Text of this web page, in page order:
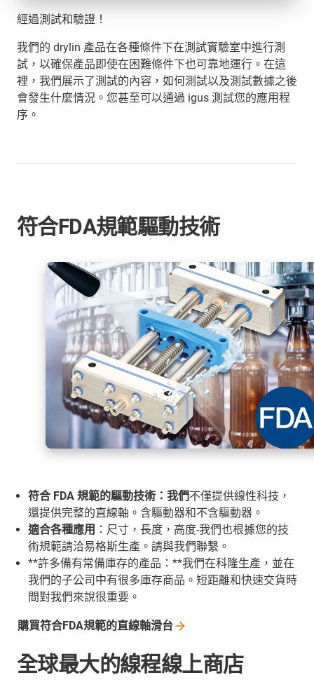
經過測試和驗證！
我們的 drylin 產品在各種條件下在測試實驗室中進行測
試，以確保產品即使在困難條件下也可靠地運行。在這
裡，我們展示了測試的內容，如何測試以及測試數據之後
會發生什麼情況。您甚至可以通過 igus 測試您的應用程
序。
符合FDA規範驅動技術
符合 FDA 規範的驅動技術：我們不僅提供線性科技，
還提供完整的直線軸。含驅動器和不含驅動器。
適合各種應用 ：尺寸，長度，高度-我們也根據您的技
術規範請洽易格斯生產。請與我們聯繫。
**許多備有常備庫存的產品：**我們在科隆生產，並在
我們的子公司中有很多庫存商品。短距離和快速交貨時
間對我們來說很重要。
購買符合FDA規範的直線軸滑台
全球最大的線程線上商店